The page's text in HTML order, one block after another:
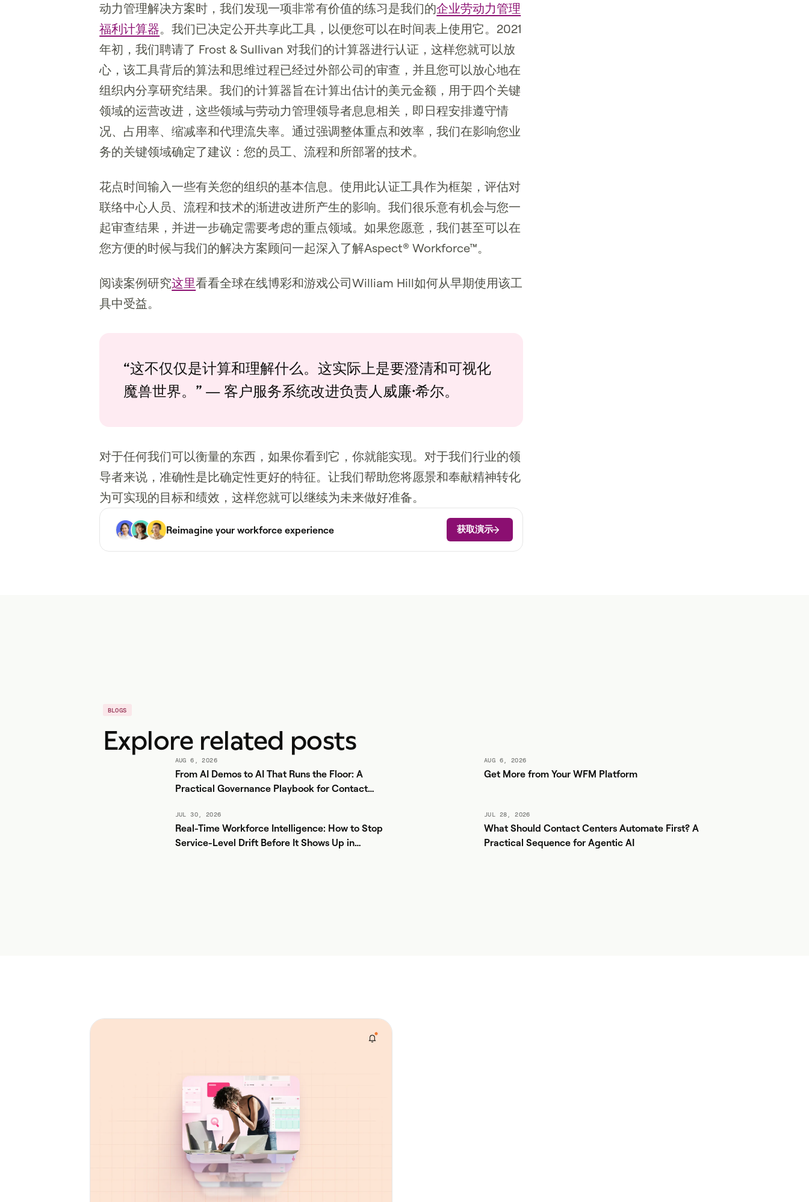
动力管理解决方案时，我们发现一项非常有价值的练习是我们的企业劳动力管理
福利计算器。我们已决定公开共享此工具，以便您可以在时间表上使用它。2021
年初，我们聘请了 Frost & Sullivan 对我们的计算器进行认证，这样您就可以放
心，该工具背后的算法和思维过程已经过外部公司的审查，并且您可以放心地在
组织内分享研究结果。我们的计算器旨在计算出估计的美元金额，用于四个关键
领域的运营改进，这些领域与劳动力管理领导者息息相关，即日程安排遵守情
况、占用率、缩减率和代理流失率。通过强调整体重点和效率，我们在影响您业
务的关键领域确定了建议：您的员工、流程和所部署的技术。
花点时间输入一些有关您的组织的基本信息。使用此认证工具作为框架，评估对
联络中心人员、流程和技术的渐进改进所产生的影响。我们很乐意有机会与您一
起审查结果，并进一步确定需要考虑的重点领域。如果您愿意，我们甚至可以在
您方便的时候与我们的解决方案顾问一起深入了解Aspect® Workforce™。
阅读案例研究这里看看全球在线博彩和游戏公司William Hill如何从早期使用该工
具中受益。
“这不仅仅是计算和理解什么。这实际上是要澄清和可视化
魔兽世界。” — 客户服务系统改进负责人威廉·希尔。
对于任何我们可以衡量的东西，如果你看到它，你就能实现。对于我们行业的领
导者来说，准确性是比确定性更好的特征。让我们帮助您将愿景和奉献精神转化
为可实现的目标和绩效，这样您就可以继续为未来做好准备。
Reimagine your workforce experience 获取演示
BLOGS
Explore related posts
AUG 6, 2026
From AI Demos to AI That Runs the Floor: A
Practical Governance Playbook for Contact
AUG 6, 2026
Get More from Your WFM Platform
JUL 30, 2026
Real-Time Workforce Intelligence: How to Stop
Service-Level Drift Before It Shows Up in
JUL 28, 2026
What Should Contact Centers Automate First? A
Practical Sequence for Agentic AI